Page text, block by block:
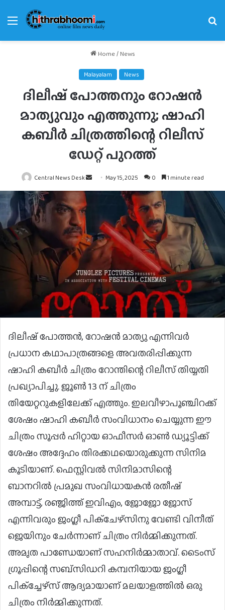
Menu
Home/News
Malayalam News
ദിലീഷ് പോത്തനും റോഷൻ
മാത്യുവും എത്തുന്നു; ഷാഹി
കബീർ ചിത്രത്തിന്റെ റിലീസ്
ഡേറ്റ് പുറത്ത്
Central News Desk
Send
an
May 15, 2025 0 1 minute read
ദിലീഷ് പോത്തൻ, റോഷൻ മാത്യു എന്നിവർ
പ്രധാന കഥാപാത്രങ്ങളെ അവതരിപ്പിക്കുന്ന
ഷാഹി കബീർ ചിത്രം റോന്തിന്റെ റിലീസ് തിയ്യതി
പ്രഖ്യാപിച്ചു. ജൂൺ 13 ന് ചിത്രം
തിയേറ്ററുകളിലേക്ക് എത്തും. ഇലവീഴാപൂഞ്ചിറക്ക്
ശേഷം ഷാഹി കബീർ സംവിധാനം ചെയ്യുന്ന ഈ
ചിത്രം സൂപ്പർ ഹിറ്റായ ഓഫീസർ ഓൺ ഡ്യൂട്ടിക്ക്
ശേഷം അദ്ദേഹം തിരക്കഥയൊരുക്കുന്ന സിനിമ
കൂടിയാണ്. ഫെസ്റ്റിവൽ സിനിമാസിന്റെ
ബാനറിൽ പ്രമുഖ സംവിധായകൻ രതീഷ്
അമ്പാട്ട്, രഞ്ജിത്ത് ഇവിഎം, ജോജോ ജോസ്
എന്നിവരും ജംഗ്ലീ പിക്‌ചേഴ്‌സിനു വേണ്ടി വിനീത്
ജെയിനും ചേർന്നാണ് ചിത്രം നിർമ്മിക്കുന്നത്.
അമൃത പാണ്ഡേയാണ് സഹനിർമ്മാതാവ്. ടൈംസ്
ഗ്രൂപ്പിന്റെ സബ്‌സിഡറി കമ്പനിയായ ജംഗ്ലീ
പിക്‌ച്ചേഴ്‌സ് ആദ്യമായാണ് മലയാളത്തിൽ ഒരു
ചിത്രം നിർമ്മിക്കുന്നത്.